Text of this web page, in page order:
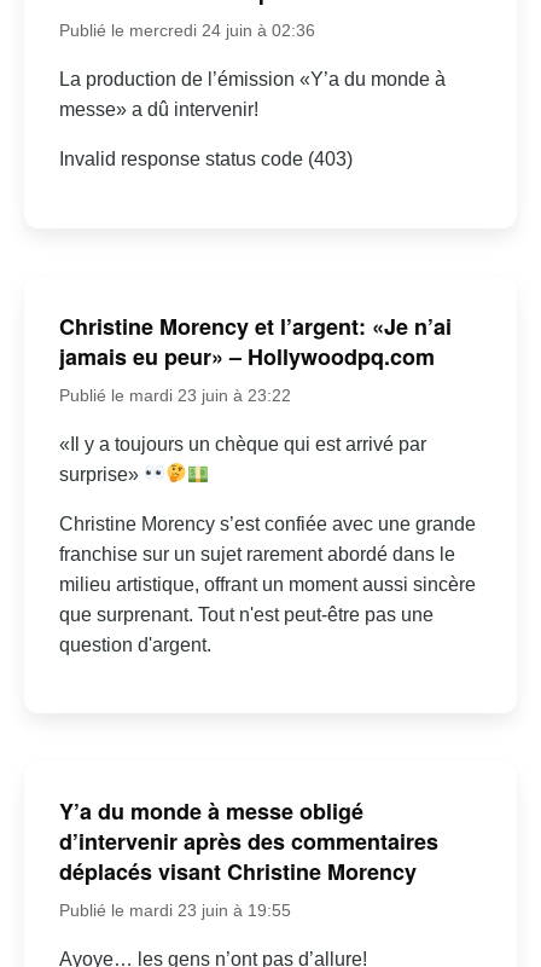
Publié le mercredi 24 juin à 02:36
La production de l’émission «Y’a du monde à
messe» a dû intervenir!
Invalid response status code (403)
Christine Morency et l’argent: «Je n’ai
jamais eu peur» – Hollywoodpq.com
Publié le mardi 23 juin à 23:22
«Il y a toujours un chèque qui est arrivé par
surprise»
Christine Morency s’est confiée avec une grande
franchise sur un sujet rarement abordé dans le
milieu artistique, offrant un moment aussi sincère
que surprenant. Tout n'est peut-être pas une
question d'argent.
Y’a du monde à messe obligé
d’intervenir après des commentaires
déplacés visant Christine Morency
Publié le mardi 23 juin à 19:55
Ayoye… les gens n’ont pas d’allure!